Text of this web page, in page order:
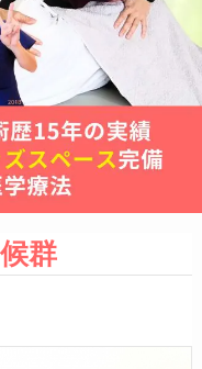
群